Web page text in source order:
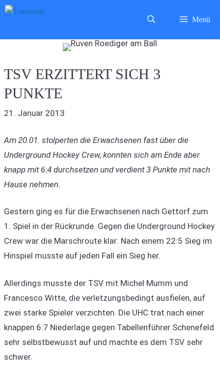
Zum
Menü
TSV ERZITTERT SICH 3
PUNKTE
21. Januar 2013
Am 20.01. stolperten die Erwachsenen fast über die
Underground Hockey Crew, konnten sich am Ende aber
knapp mit 6:4 durchsetzen und verdient 3 Punkte mit nach
Hause nehmen.
Gestern ging es für die Erwachsenen nach Gettorf zum
1. Spiel in der Rückrunde. Gegen die Underground Hockey
Crew war die Marschroute klar: Nach einem 22:5 Sieg im
Hinspiel musste auf jeden Fall ein Sieg her.
Allerdings musste der TSV mit Michel Mumm und
Francesco Witte, die verletzungsbedingt ausfielen, auf
zwei starke Spieler verzichten. Die UHC trat nach einer
knappen 6:7 Niederlage gegen Tabellenführer Schenefeld
sehr selbstbewusst auf und machte es dem TSV sehr
schwer.